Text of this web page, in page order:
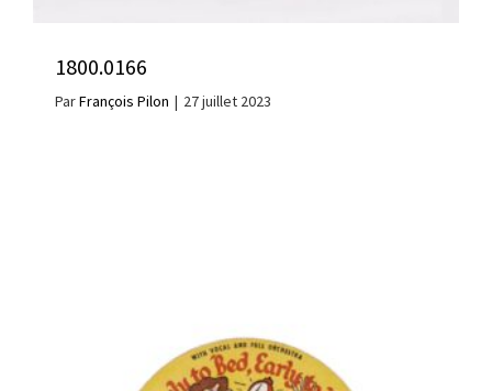
1800.0166
ParFrançois Pilon | 27 juillet 2023